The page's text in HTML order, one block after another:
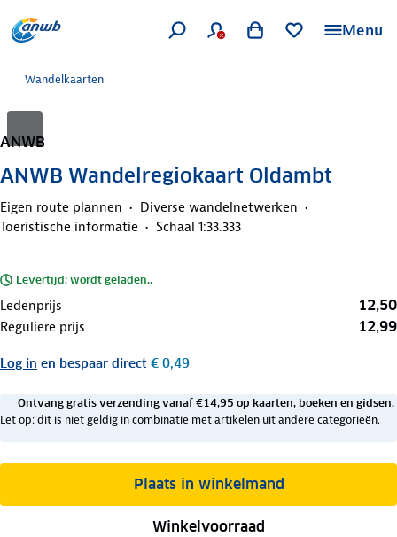
Menu
Wandelkaarten
ANWB
ANWB Wandelregiokaart Oldambt
Eigen route plannen
Diverse wandelnetwerken
Toeristische informatie
Schaal 1:33.333
Levertijd: wordt geladen..
Ledenprijs 12,50
Reguliere prijs 12,99
Log in en bespaar direct € 0,49
Ontvang gratis verzending vanaf €14,95 op kaarten, boeken en gidsen.
Let op: dit is niet geldig in combinatie met artikelen uit andere categorieën.
Plaats in winkelmand
Winkelvoorraad